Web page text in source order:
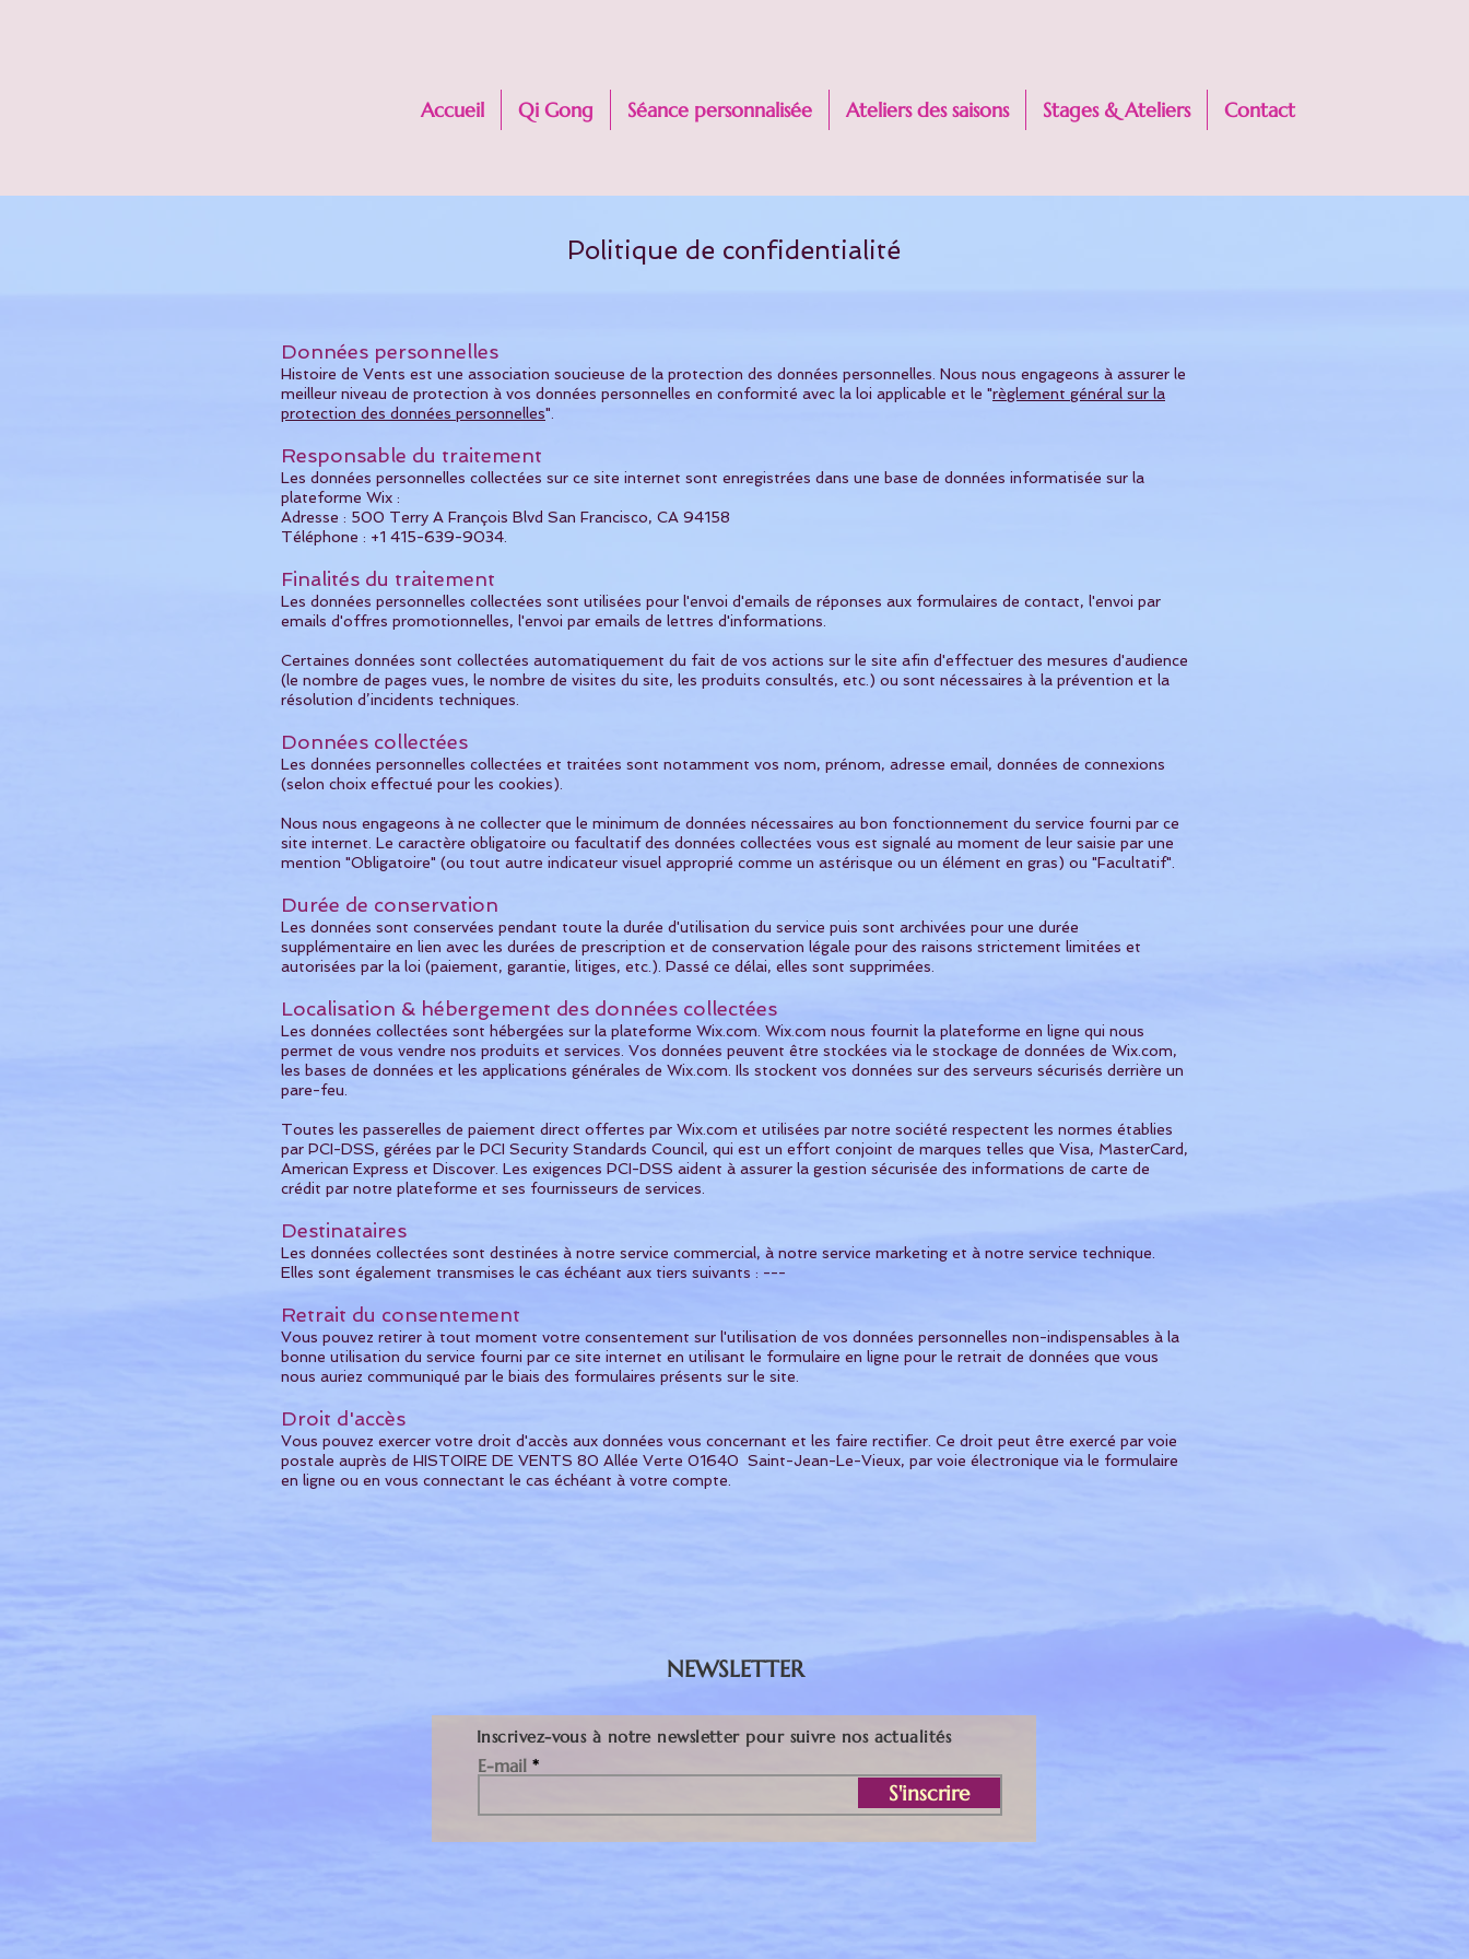
Accueil Qi Gong Séance personnalisée Ateliers des saisons Stages & Ateliers Contact
Politique de confidentialité
Données personnelles
Histoire de Vents est une association soucieuse de la protection des données personnelles. Nous nous engageons à assurer le
meilleur niveau de protection à vos données personnelles en conformité avec la loi applicable et le "règlement général sur la
protection des données personnelles".
Responsable du traitement
Les données personnelles collectées sur ce site internet sont enregistrées dans une base de données informatisée sur la
plateforme Wix :
Adresse : 500 Terry A François Blvd San Francisco, CA 94158
Téléphone : +1 415-639-9034.
Finalités du traitement
Les données personnelles collectées sont utilisées pour l'envoi d'emails de réponses aux formulaires de contact, l'envoi par
emails d'offres promotionnelles, l'envoi par emails de lettres d'informations.
Certaines données sont collectées automatiquement du fait de vos actions sur le site afin d'effectuer des mesures d'audience
(le nombre de pages vues, le nombre de visites du site, les produits consultés, etc.) ou sont nécessaires à la prévention et la
résolution d’incidents techniques.
Données collectées
Les données personnelles collectées et traitées sont notamment vos nom, prénom, adresse email, données de connexions
(selon choix effectué pour les cookies).
Nous nous engageons à ne collecter que le minimum de données nécessaires au bon fonctionnement du service fourni par ce
site internet. Le caractère obligatoire ou facultatif des données collectées vous est signalé au moment de leur saisie par une
mention "Obligatoire" (ou tout autre indicateur visuel approprié comme un astérisque ou un élément en gras) ou "Facultatif".
Durée de conservation
Les données sont conservées pendant toute la durée d'utilisation du service puis sont archivées pour une durée
supplémentaire en lien avec les durées de prescription et de conservation légale pour des raisons strictement limitées et
autorisées par la loi (paiement, garantie, litiges, etc.). Passé ce délai, elles sont supprimées.
Localisation & hébergement des données collectées
Les données collectées sont hébergées sur la plateforme Wix.com. Wix.com nous fournit la plateforme en ligne qui nous
permet de vous vendre nos produits et services. Vos données peuvent être stockées via le stockage de données de Wix.com,
les bases de données et les applications générales de Wix.com. Ils stockent vos données sur des serveurs sécurisés derrière un
pare-feu.
Toutes les passerelles de paiement direct offertes par Wix.com et utilisées par notre société respectent les normes établies
par PCI-DSS, gérées par le PCI Security Standards Council, qui est un effort conjoint de marques telles que Visa, MasterCard,
American Express et Discover. Les exigences PCI-DSS aident à assurer la gestion sécurisée des informations de carte de
crédit par notre plateforme et ses fournisseurs de services.
Destinataires
Les données collectées sont destinées à notre service commercial, à notre service marketing et à notre service technique.
Elles sont également transmises le cas échéant aux tiers suivants : ---
Retrait du consentement
Vous pouvez retirer à tout moment votre consentement sur l'utilisation de vos données personnelles non-indispensables à la
bonne utilisation du service fourni par ce site internet en utilisant le formulaire en ligne pour le retrait de données que vous
nous auriez communiqué par le biais des formulaires présents sur le site.
Droit d'accès
Vous pouvez exercer votre droit d'accès aux données vous concernant et les faire rectifier. Ce droit peut être exercé par voie
postale auprès de HISTOIRE DE VENTS 80 Allée Verte 01640 Saint-Jean-Le-Vieux, par voie électronique via le formulaire
en ligne ou en vous connectant le cas échéant à votre compte.
NEWSLETTER
Inscrivez-vous à notre newsletter pour suivre nos actualités
E-mail
S'inscrire